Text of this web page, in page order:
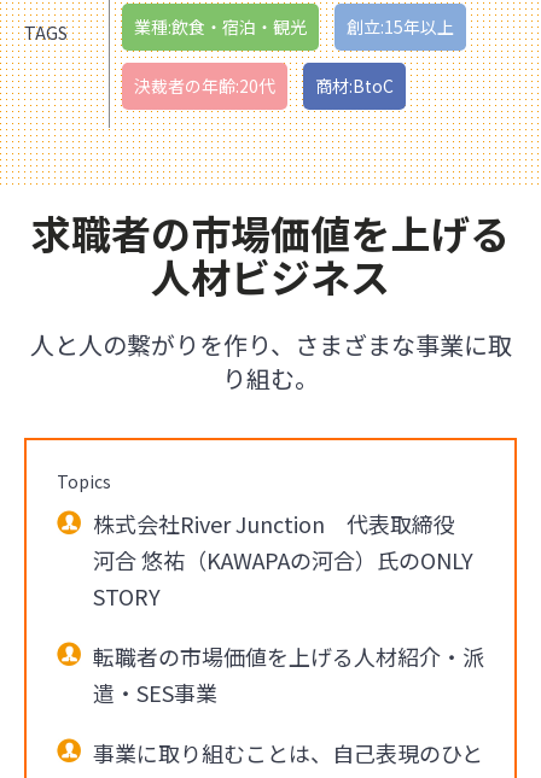
TAGS 業種:飲食・宿泊・観光 創立:15年以上
決裁者の年齢:20代 商材:BtoC
求職者の市場価値を上げる
人材ビジネス
人と人の繋がりを作り、さまざまな事業に取
り組む。
Topics
株式会社River Junction 代表取締役
河合 悠祐（KAWAPAの河合）氏のONLY
STORY
転職者の市場価値を上げる人材紹介・派
遣・SES事業
事業に取り組むことは、自己表現のひと